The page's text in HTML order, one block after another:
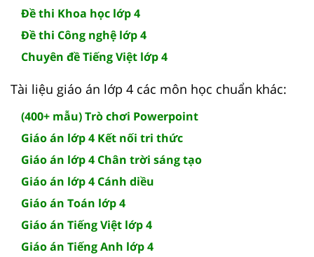
Đề thi Khoa học lớp 4
Đề thi Công nghệ lớp 4
Chuyên đề Tiếng Việt lớp 4
Tài liệu giáo án lớp 4 các môn học chuẩn khác:
(400+ mẫu) Trò chơi Powerpoint
Giáo án lớp 4 Kết nối tri thức
Giáo án lớp 4 Chân trời sáng tạo
Giáo án lớp 4 Cánh diều
Giáo án Toán lớp 4
Giáo án Tiếng Việt lớp 4
Giáo án Tiếng Anh lớp 4